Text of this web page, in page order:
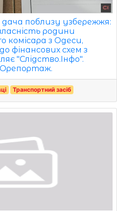
поблизу узбережжя:
родини
комісара з Одеси,
фінансових схем з
"Слідство.Інфо".
Транспортний засіб